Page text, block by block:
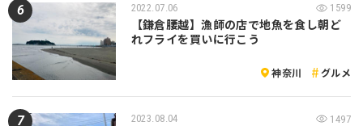
2022.07.06 1599
【鎌倉腰越】漁師の店で地魚を食し朝ど
れフライを買いに行こう
神奈川 グルメ
2023.08.04 1497